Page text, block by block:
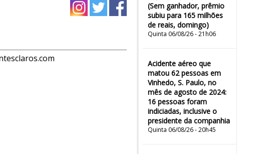
(Sem ganhador, prêmio
subiu para 165 milhões
de reais, domingo)
Quinta 06/08/26 - 21h06
Acidente aéreo que
matou 62 pessoas em
Vinhedo, S. Paulo, no
mês de agosto de 2024:
16 pessoas foram
indiciadas, inclusive o
presidente da companhia
Quinta 06/08/26 - 20h45